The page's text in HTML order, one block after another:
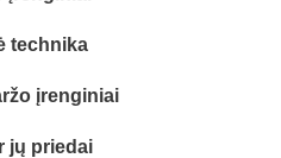
technika
įrenginiai
jų priedai